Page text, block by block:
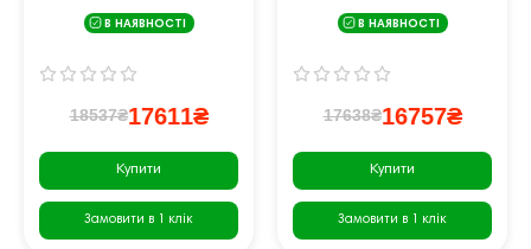
В НАЯВНОСТІ
18537₴17611₴
Купити
Замовити в 1 клік
В НАЯВНОСТІ
17638₴16757₴
Купити
Замовити в 1 клік